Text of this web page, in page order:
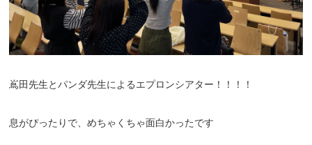
嶌田先生とパンダ先生によるエプロンシアター！！！！
息がぴったりで、めちゃくちゃ面白かったです